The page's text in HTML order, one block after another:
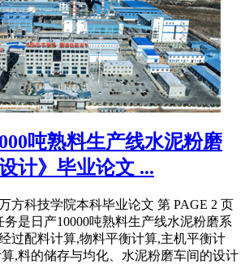
吨熟料生产线水泥粉磨
计》毕业论文 ...
方科技学院本科毕业论文 第 PAGE 2 页
务是日产10000吨熟料生产线水泥粉磨系
过配料计算,物料平衡计算,主机平衡计
,料的储存与均化、水泥粉磨车间的设计